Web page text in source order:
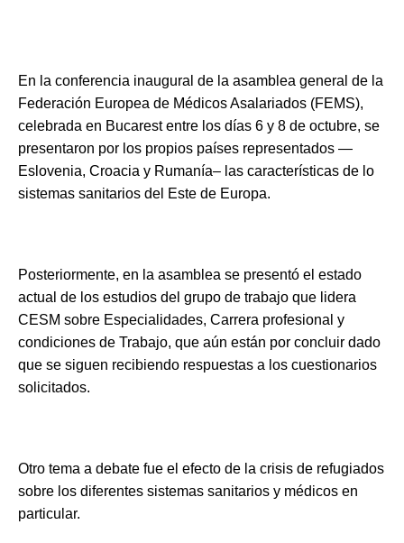
En la conferencia inaugural de la asamblea general de la
Federación Europea de Médicos Asalariados (FEMS),
celebrada en Bucarest entre los días 6 y 8 de octubre, se
presentaron por los propios países representados —
Eslovenia, Croacia y Rumanía– las características de lo
sistemas sanitarios del Este de Europa.
Posteriormente, en la asamblea se presentó el estado
actual de los estudios del grupo de trabajo que lidera
CESM sobre Especialidades, Carrera profesional y
condiciones de Trabajo, que aún están por concluir dado
que se siguen recibiendo respuestas a los cuestionarios
solicitados.
Otro tema a debate fue el efecto de la crisis de refugiados
sobre los diferentes sistemas sanitarios y médicos en
particular.